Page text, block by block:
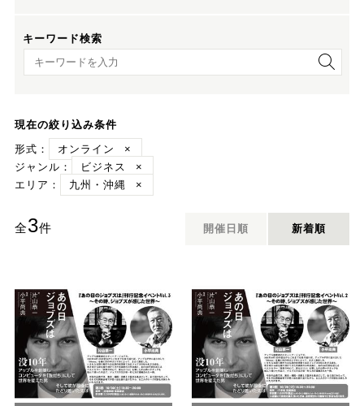
キーワード検索
キーワード検索
現在の絞り込み条件
形式：
オンライン
×
ジャンル：
ビジネス
×
エリア：
九州・沖縄 ×
全3件 開催日順 新着順